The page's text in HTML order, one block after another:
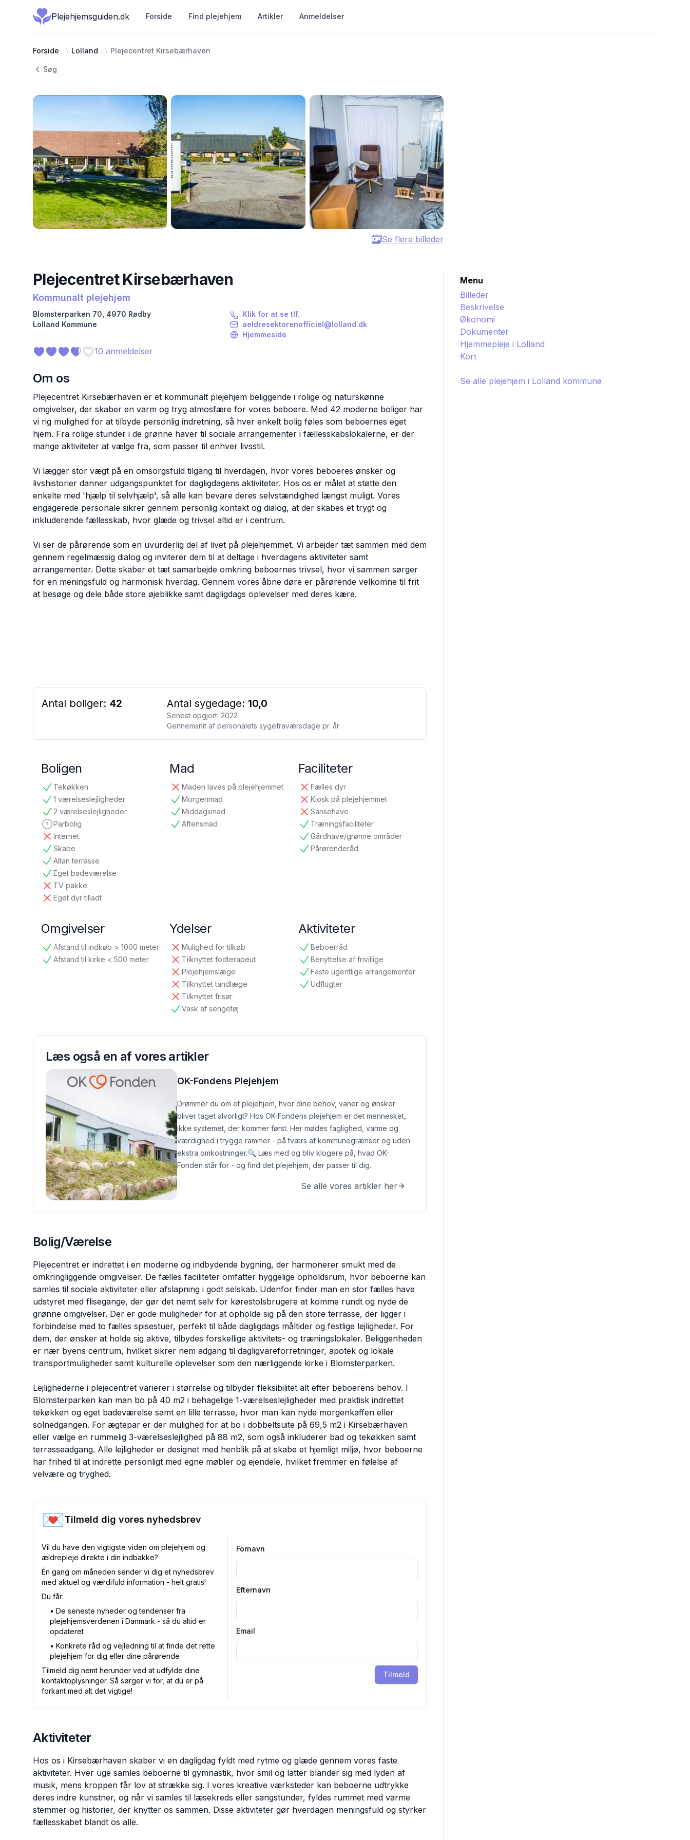
Plejehjemsguiden.dk Forside Find plejehjem Artikler Anmeldelser
Forside Lolland Plejecentret Kirsebærhaven
Søg
Se flere billeder
Plejecentret Kirsebærhaven
Kommunalt plejehjem
Blomsterparken 70 4970 Rødby
Lolland Kommune
Klik for at se tlf.
aeldresektorenofficiel@lolland.dk
Hjemmeside
10 anmeldelser
Menu
Billeder
Beskrivelse
Økonomi
Dokumenter
Hjemmepleje i Lolland
Kort
Se alle plejehjem i Lolland kommune
Om os
Plejecentret Kirsebærhaven er et kommunalt plejehjem beliggende i rolige og naturskønne
omgivelser, der skaber en varm og tryg atmosfære for vores beboere. Med 42 moderne boliger har
vi rig mulighed for at tilbyde personlig indretning, så hver enkelt bolig føles som beboernes eget
hjem. Fra rolige stunder i de grønne haver til sociale arrangementer i fællesskabslokalerne, er der
mange aktiviteter at vælge fra, som passer til enhver livsstil.
Vi lægger stor vægt på en omsorgsfuld tilgang til hverdagen, hvor vores beboeres ønsker og
livshistorier danner udgangspunktet for dagligdagens aktiviteter. Hos os er målet at støtte den
enkelte med 'hjælp til selvhjælp', så alle kan bevare deres selvstændighed længst muligt. Vores
engagerede personale sikrer gennem personlig kontakt og dialog, at der skabes et trygt og
inkluderende fællesskab, hvor glæde og trivsel altid er i centrum.
Vi ser de pårørende som en uvurderlig del af livet på plejehjemmet. Vi arbejder tæt sammen med dem
gennem regelmæssig dialog og inviterer dem til at deltage i hverdagens aktiviteter samt
arrangementer. Dette skaber et tæt samarbejde omkring beboernes trivsel, hvor vi sammen sørger
for en meningsfuld og harmonisk hverdag. Gennem vores åbne døre er pårørende velkomne til frit
at besøge og dele både store øjeblikke samt dagligdags oplevelser med deres kære.
Antal boliger: 42 Antal sygedage: 10,0
Senest opgjort: 2022
Gennemsnit af personalets sygefraværsdage pr. år
Boligen
Tekøkken
tilgængelig
1 værelseslejligheder
tilgængelig
2 værelseslejligheder
tilgængelig
Parbolig
ikke oplyst
Internet
ikke tilgængelig
Skabe
tilgængelig
Altan terrasse
tilgængelig
Eget badeværelse
tilgængelig
TV pakke
ikke tilgængelig
Eget dyr tilladt
ikke tilgængelig
Mad
Maden laves på plejehjemmet
ikke tilgængelig
Morgenmad
tilgængelig
Middagsmad
tilgængelig
Aftensmad
tilgængelig
Faciliteter
Fælles dyr
ikke tilgængelig
Kiosk på plejehjemmet
ikke tilgængelig
Sansehave
ikke tilgængelig
Træningsfaciliteter
tilgængelig
Gårdhave/grønne områder
tilgængelig
Pårørenderåd
tilgængelig
Omgivelser
Afstand til indkøb > 1000 meter
tilgængelig
Afstand til kirke < 500 meter
tilgængelig
Ydelser
Mulighed for tilkøb
ikke tilgængelig
Tilknyttet fodterapeut
ikke tilgængelig
Plejehjemslæge
ikke tilgængelig
Tilknyttet tandlæge
ikke tilgængelig
Tilknyttet frisør
ikke tilgængelig
Vask af sengetøj
tilgængelig
Aktiviteter
Beboerråd
tilgængelig
Benyttelse af frivillige
tilgængelig
Faste ugentlige arrangementer
tilgængelig
Udflugter
tilgængelig
Læs også en af vores artikler
OK-Fondens Plejehjem
Drømmer du om et plejehjem, hvor dine behov, vaner og ønsker
bliver taget alvorligt? Hos OK-Fondens plejehjem er det mennesket,
ikke systemet, der kommer først. Her mødes faglighed, varme og
værdighed i trygge rammer - på tværs af kommunegrænser og uden
ekstra omkostninger.🔍 Læs med og bliv klogere på, hvad OK-
Fonden står for - og find det plejehjem, der passer til dig.
Se alle vores artikler her
Bolig/Værelse
Plejecentret er indrettet i en moderne og indbydende bygning, der harmonerer smukt med de
omkringliggende omgivelser. De fælles faciliteter omfatter hyggelige opholdsrum, hvor beboerne kan
samles til sociale aktiviteter eller afslapning i godt selskab. Udenfor finder man en stor fælles have
udstyret med flisegange, der gør det nemt selv for kørestolsbrugere at komme rundt og nyde de
grønne omgivelser. Der er gode muligheder for at opholde sig på den store terrasse, der ligger i
forbindelse med to fælles spisestuer, perfekt til både dagligdags måltider og festlige lejligheder. For
dem, der ønsker at holde sig aktive, tilbydes forskellige aktivitets- og træningslokaler. Beliggenheden
er nær byens centrum, hvilket sikrer nem adgang til dagligvareforretninger, apotek og lokale
transportmuligheder samt kulturelle oplevelser som den nærliggende kirke i Blomsterparken.
Lejlighederne i plejecentret varierer i størrelse og tilbyder fleksibilitet alt efter beboerens behov. I
Blomsterparken kan man bo på 40 m2 i behagelige 1-værelseslejligheder med praktisk indrettet
tekøkken og eget badeværelse samt en lille terrasse, hvor man kan nyde morgenkaffen eller
solnedgangen. For ægtepar er der mulighed for at bo i dobbeltsuite på 69,5 m2 i Kirsebærhaven
eller vælge en rummelig 3-værelseslejlighed på 88 m2, som også inkluderer bad og tekøkken samt
terrasseadgang. Alle lejligheder er designet med henblik på at skabe et hjemligt miljø, hvor beboerne
har frihed til at indrette personligt med egne møbler og ejendele, hvilket fremmer en følelse af
velvære og tryghed.
💌Tilmeld dig vores nyhedsbrev
Vil du have den vigtigste viden om plejehjem og
ældrepleje direkte i din indbakke?
Én gang om måneden sender vi dig et nyhedsbrev
med aktuel og værdifuld information - helt gratis!
Du får:
•⁠ De seneste nyheder og tendenser fra
plejehjemsverdenen i Danmark - så du altid er
opdateret
•⁠ Konkrete råd og vejledning til at finde det rette
plejehjem for dig eller dine pårørende
Tilmeld dig nemt herunder ved at udfylde dine
kontaktoplysninger. Så sørger vi for, at du er på
forkant med alt det vigtige!
Fornavn
Efternavn
Email
Tilmeld
Aktiviteter
Hos os i Kirsebærhaven skaber vi en dagligdag fyldt med rytme og glæde gennem vores faste
aktiviteter. Hver uge samles beboerne til gymnastik, hvor smil og latter blander sig med lyden af
musik, mens kroppen får lov at strække sig. I vores kreative værksteder kan beboerne udtrykke
deres indre kunstner, og når vi samles til læsekreds eller sangstunder, fyldes rummet med varme
stemmer og historier, der knytter os sammen. Disse aktiviteter gør hverdagen meningsfuld og styrker
fællesskabet blandt os alle.